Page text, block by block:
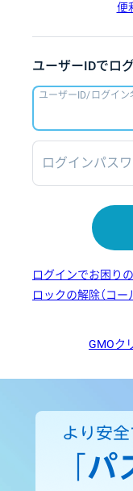
便
ユーザーIDでロ
ユーザーID/ログイン
ログインパス
ログインでお困り
ロックの解除（コ
GMOク